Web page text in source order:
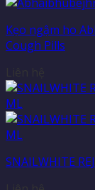
Kẹo ngậm ho
Cough Pills
SNAILWHITE